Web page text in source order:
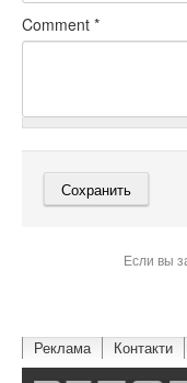
Comment *
Если вы
Реклама Контакти